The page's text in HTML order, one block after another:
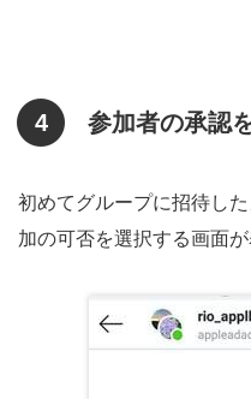
4 参加者の承認
初めてグループに招待し
加の可否を選択する画面が